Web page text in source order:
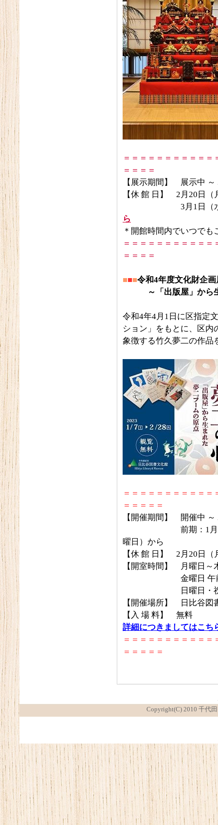
＝＝＝＝＝＝＝＝＝＝
＝＝＝＝
【展示期間】 展示中 ～
【休 館 日】 2月20日（
3月1日（水曜日
ら
＊開館時間内でいつでも
＝＝＝＝＝＝＝＝＝＝
＝＝＝＝
■■■令和4年度文化財企
～「出版屋」から生
令和4年4月1日に区指定
ション」をもとに、区内
象徴する竹久夢二の作品
＝＝＝＝＝＝＝＝＝＝
＝＝＝＝＝
【開催期間】 開催中 ～
前期：1月29日（
曜日）から
【休 館 日】 2月20日（
【開室時間】 月曜日～
金曜日 午前10
日曜日・祝日 午
【開催場所】 日比谷図
【入 場 料】 無料
詳細につきましてはこち
＝＝＝＝＝＝＝＝＝＝
＝＝＝＝＝
Copyright(C) 2010 千代